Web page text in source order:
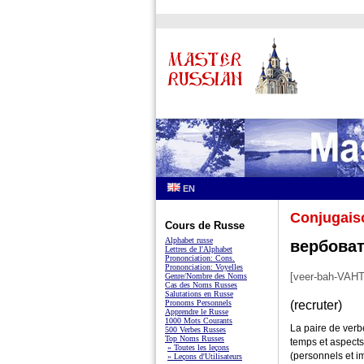
EN
[veer-bah-
(recruter)
La paire de
temps et
(personnels et
Cours de Russe
Alphabet russe
Lettres de l'Alphabet
Prononciation: Cons.
Prononciation: Voyelles
Genre/Nombre des Noms
Cas des Noms Russes
Salutations en Russe
Pronoms Personnels
Apprendre le Russe
1000 Mots Courants
500 Verbes Russes
Top Noms Russes
» Toutes les leçons
» Leçons d'Utilisateurs